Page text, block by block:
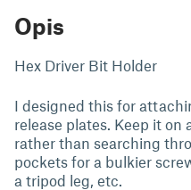
Opis
Hex Driver Bit Holder
I designed this for
release plates. Keep it on
rather than searching
pockets for a bulkier
a tripod leg, etc.